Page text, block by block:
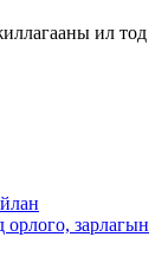
ил тод
орлого, зарлагын